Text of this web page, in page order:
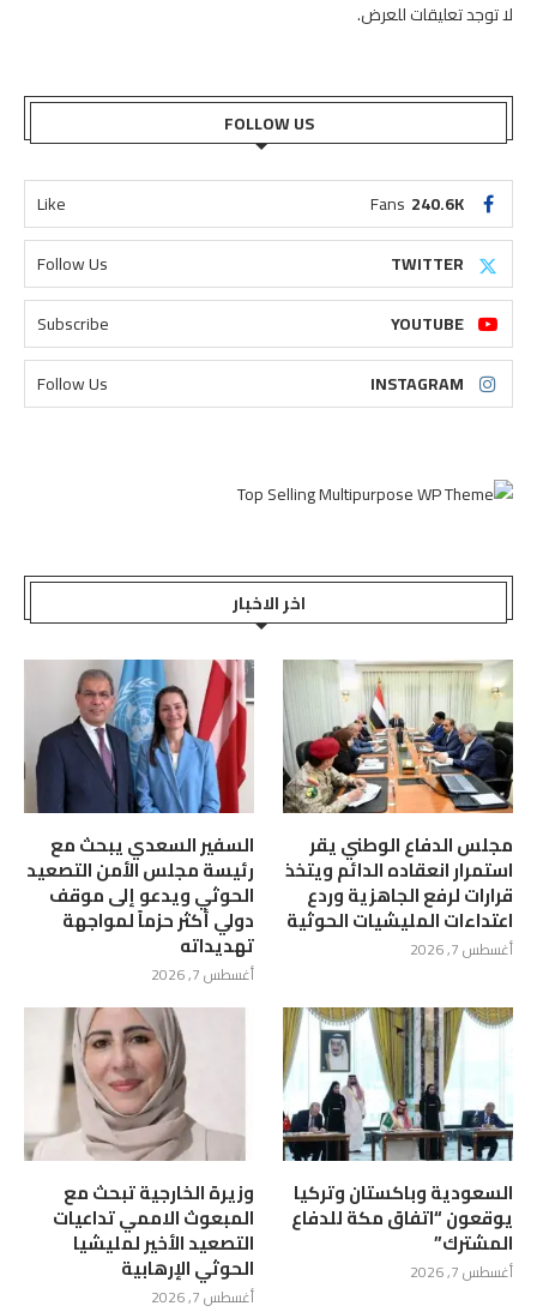
لا توجد تعليقات للعرض.
FOLLOW US
240.6K
Fans
Like
TWITTER
Follow Us
YOUTUBE
Subscribe
INSTAGRAM
Follow Us
اخر الاخبار
مجلس الدفاع الوطني يقر
استمرار انعقاده الدائم ويتخذ
قرارات لرفع الجاهزية وردع
اعتداءات المليشيات الحوثية
أغسطس 7, 2026
السفير السعدي يبحث مع
رئيسة مجلس الأمن التصعيد
الحوثي ويدعو إلى موقف
دولي أكثر حزماً لمواجهة
تهديداته
أغسطس 7, 2026
السعودية وباكستان وتركيا
يوقعون “اتفاق مكة للدفاع
المشترك”
أغسطس 7, 2026
وزيرة الخارجية تبحث مع
المبعوث الاممي تداعيات
التصعيد الأخير لمليشيا
الحوثي الإرهابية
أغسطس 7, 2026